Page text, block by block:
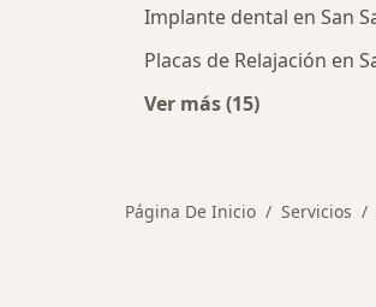
Implante dental en San
Placas de Relajación en
Ver más (15)
Página De Inicio Servicios